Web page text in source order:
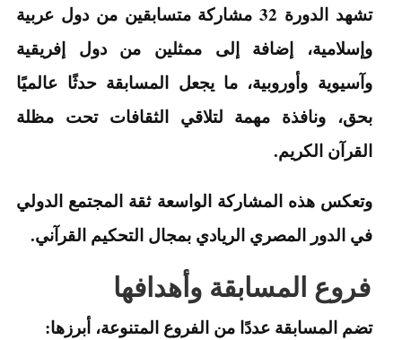
تشهد الدورة 32 مشاركة متسابقين من دول عربية
وإسلامية، إضافة إلى ممثلين من دول إفريقية
وآسيوية وأوروبية، ما يجعل المسابقة حدثًا عالميًا
بحق، ونافذة مهمة لتلاقي الثقافات تحت مظلة
القرآن الكريم.
وتعكس هذه المشاركة الواسعة ثقة المجتمع الدولي
في الدور المصري الريادي بمجال التحكيم القرآني.
فروع المسابقة وأهدافها
تضم المسابقة عددًا من الفروع المتنوعة، أبرزها: